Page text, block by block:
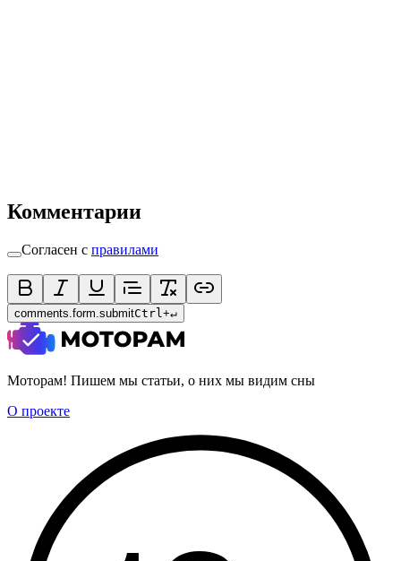
Комментарии
Согласен с правилами
comments.form.submitCtrl +↵
Моторам! Пишем мы статьи, о них мы видим сны
О проекте